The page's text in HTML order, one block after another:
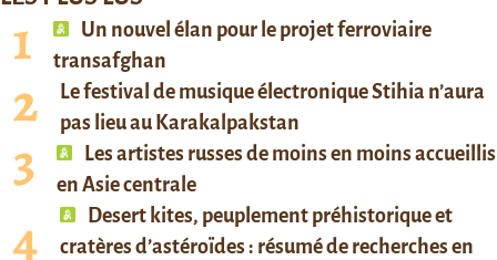
Un nouvel élan pour le projet ferroviaire
transafghan
Le festival de musique électronique Stihia n’aura
pas lieu au Karakalpakstan
Les artistes russes de moins en moins accueillis
en Asie centrale
Desert kites, peuplement préhistorique et
cratères d’astéroïdes : résumé de recherches en